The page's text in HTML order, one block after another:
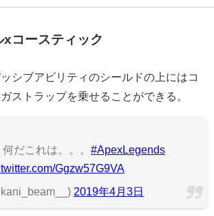
xコースティック
シブアビリティのシールドの上にはコ
ストラップを乗せることができる。
だこれは。。。 #ApexLegends
Ggzw57G9VA
2019年4月3日